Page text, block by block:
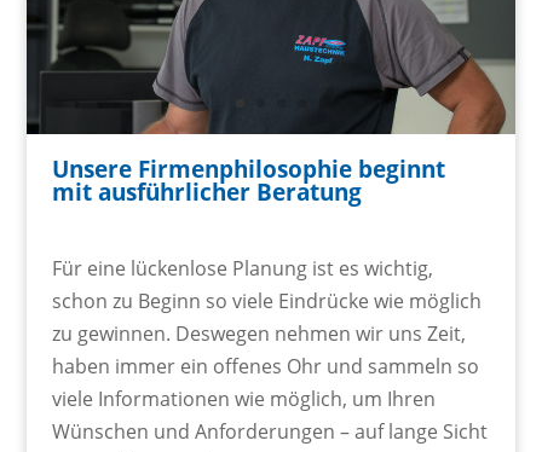
Unsere Firmenphilosophie beginnt
mit ausführlicher Beratung
Für eine lückenlose Planung ist es wichtig,
schon zu Beginn so viele Eindrücke wie möglich
zu gewinnen. Deswegen nehmen wir uns Zeit,
haben immer ein offenes Ohr und sammeln so
viele Informationen wie möglich, um Ihren
Wünschen und Anforderungen – auf lange Sicht